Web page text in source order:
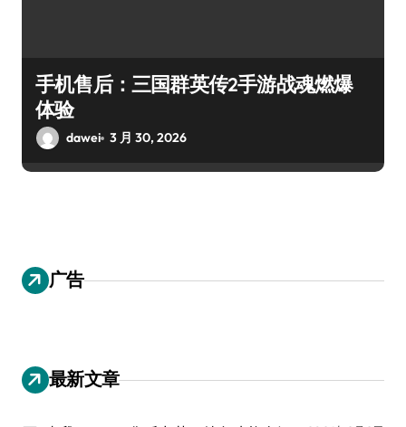
手机售后：三国群英传2手游战魂燃爆
体验
dawei 3 月 30, 2026
广告
最新文章